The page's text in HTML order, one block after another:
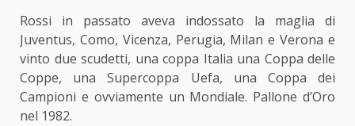
Rossi in passato aveva indossato la maglia di
Juventus, Como, Vicenza, Perugia, Milan e Verona e
vinto due scudetti, una coppa Italia una Coppa delle
Coppe, una Supercoppa Uefa, una Coppa dei
Campioni e ovviamente un Mondiale. Pallone d’Oro
nel 1982.